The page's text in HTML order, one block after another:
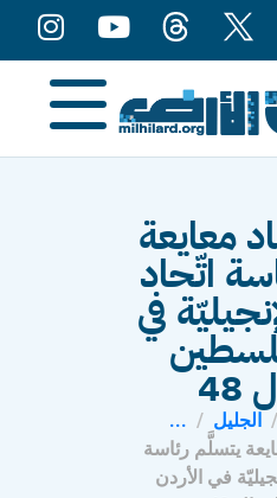
معايعة
اتّحاد
في
الجليل
...
يتسلَّم رئاسة
في الأردن